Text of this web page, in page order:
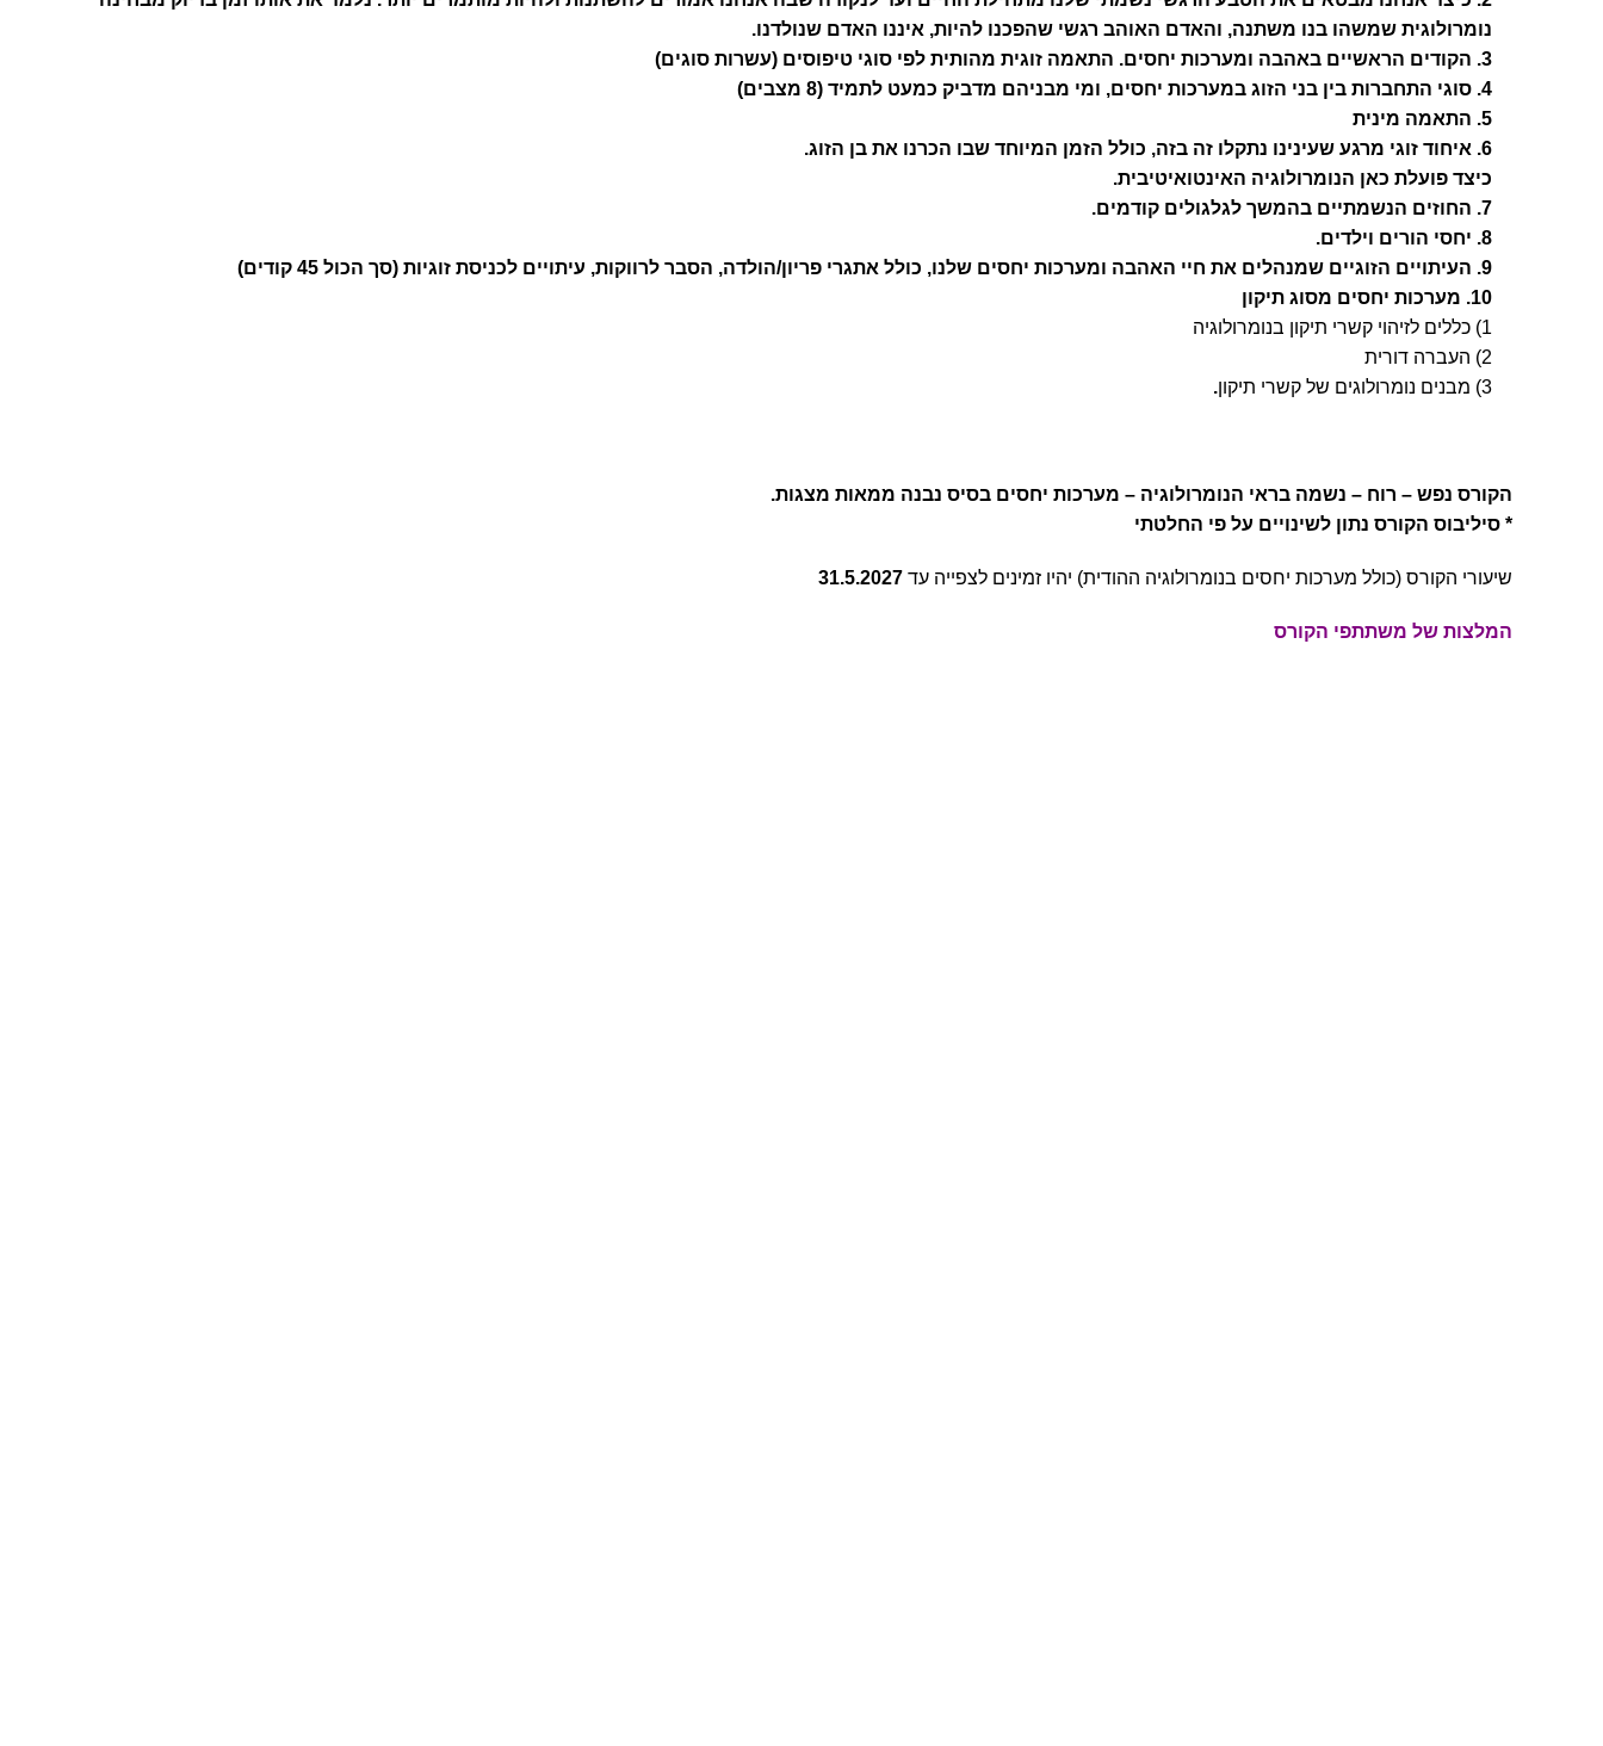
נומרולוגית שמשהו בנו משתנה, והאדם האוהב רגשי שהפכנו להיות, איננו האדם שנולדנו.
3. הקודים הראשיים באהבה ומערכות יחסים. התאמה זוגית מהותית לפי סוגי טיפוסים (עשרות סוגים)
4. סוגי התחברות בין בני הזוג במערכות יחסים, ומי מבניהם מדביק כמעט לתמיד (8 מצבים)
5. התאמה מינית
6. איחוד זוגי מרגע שעינינו נתקלו זה בזה, כולל הזמן המיוחד שבו הכרנו את בן הזוג.
כיצד פועלת כאן הנומרולוגיה האינטואיטיבית.
7. החוזים הנשמתיים בהמשך לגלגולים קודמים.
8. יחסי הורים וילדים.
9. העיתויים הזוגיים שמנהלים את חיי האהבה ומערכות יחסים שלנו, כולל אתגרי פריון/הולדה, הסבר לרווקות, עיתויים לכניסת זוגיות (סך הכול 45 קודים)
10. מערכות יחסים מסוג תיקון
1) כללים לזיהוי קשרי תיקון בנומרולוגיה
2) העברה דורית
3) מבנים נומרולוגים של קשרי תיקון
.
הקורס נפש – רוח – נשמה בראי הנומרולוגיה – מערכות יחסים בסיס נבנה ממאות מצגות.
* סיליבוס הקורס נתון לשינויים על פי החלטתי
שיעורי הקורס (כולל מערכות יחסים בנומרולוגיה ההודית) יהיו זמינים לצפייה עד 31.5.2027
המלצות של משתתפי הקורס